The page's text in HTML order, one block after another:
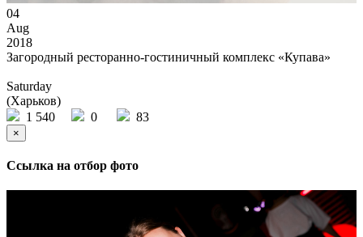
04
Aug
2018
Загородный ресторанно-гостиничный комплекс «Купава»
Saturday
(Харьков)
1 540
0 83
×
Ссылка на отбор фото